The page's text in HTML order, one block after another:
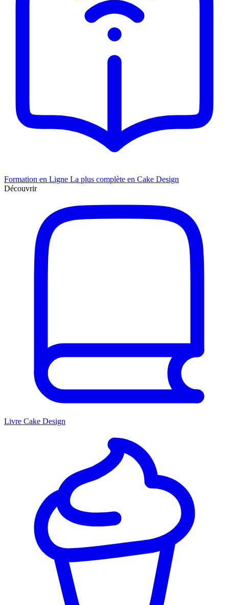
Formation en Ligne La plus complète en Cake Design
Découvrir
Livre Cake Design